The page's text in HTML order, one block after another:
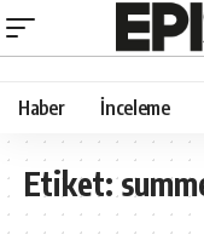
Haber İnceleme
Etiket: